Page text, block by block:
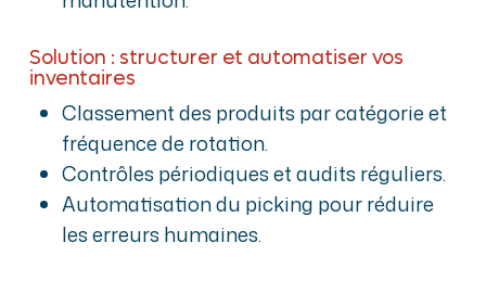
Solution : structurer et automatiser vos
inventaires
Classement des produits par catégorie et
fréquence de rotation.
Contrôles périodiques et audits réguliers.
Automatisation du picking pour réduire
les erreurs humaines.